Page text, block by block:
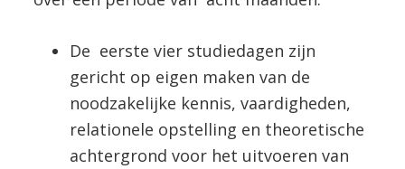
De eerste vier studiedagen zijn
gericht op eigen maken van de
noodzakelijke kennis, vaardigheden,
relationele opstelling en theoretische
achtergrond voor het uitvoeren van